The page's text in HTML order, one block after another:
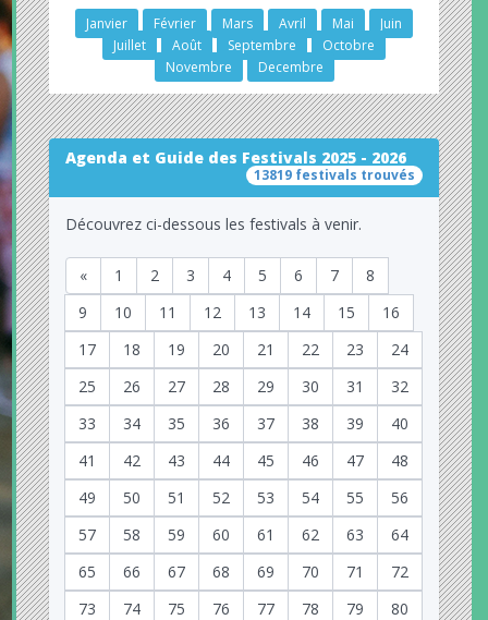
Janvier Février Mars Avril Mai
Juin
Juillet
Août Septembre
Octobre
Novembre
Decembre
Agenda et Guide des Festivals 2025 - 2026
13819 festivals trouvés
Découvrez ci-dessous les festivals à venir.
« 1 2 3 4 5 6 7
8
9
10 11 12 13 14 15
16
17
18 19 20 21 22 23
24
25
26 27 28 29 30 31
32
33
34 35 36 37 38 39
40
41
42 43 44 45 46 47
48
49
50 51 52 53 54 55
56
57
58 59 60 61 62 63
64
65
66 67 68 69 70 71
72
73
74 75 76 77 78 79
80